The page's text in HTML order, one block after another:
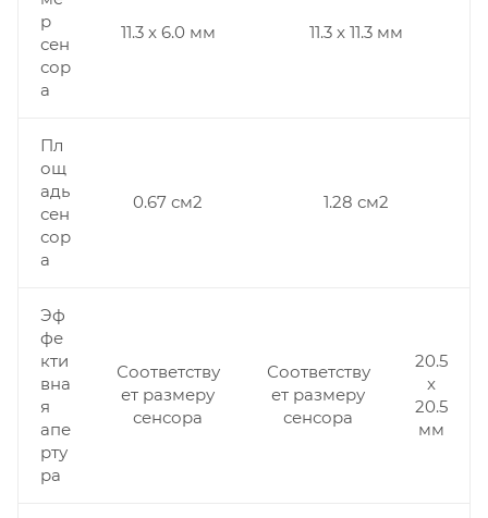
р
сен
сор
а
11.3 x 6.0 мм 11.3 x 11.3 мм
Пл
ощ
адь
сен
сор
а
0.67 см2 1.28 см2
Эф
фе
кти
вна
я
апе
рту
ра
Соответству
ет размеру
сенсора
Соответству
ет размеру
сенсора
20.5
x
20.5
мм